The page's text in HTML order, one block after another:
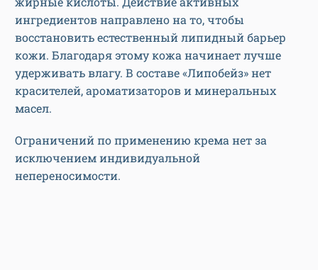
ингредиентов направлено на то, чтобы
восстановить естественный липидный барьер
кожи. Благодаря этому кожа начинает лучше
удерживать влагу. В составе «Липобейз» нет
красителей, ароматизаторов и минеральных
масел.
Ограничений по применению крема нет за
исключением индивидуальной
непереносимости.